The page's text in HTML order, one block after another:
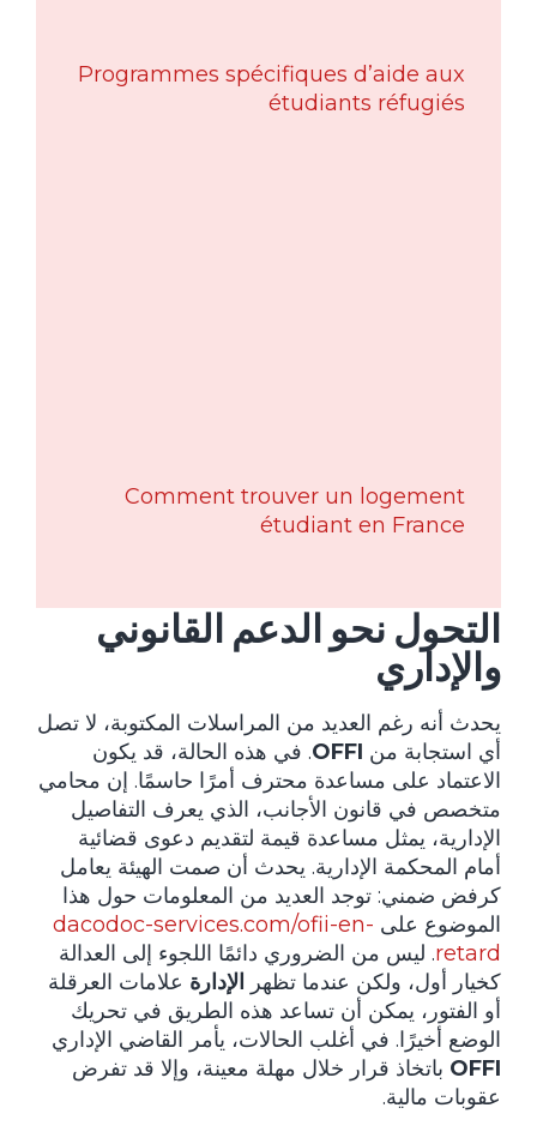
Programmes spécifiques d’aide aux
étudiants réfugiés
Comment trouver un logement
étudiant en France
التحول نحو الدعم القانوني
والإداري
يحدث أنه رغم العديد من المراسلات المكتوبة، لا تصل
أي استجابة من OFFI. في هذه الحالة، قد يكون
الاعتماد على مساعدة محترف أمرًا حاسمًا. إن محامي
متخصص في قانون الأجانب، الذي يعرف التفاصيل
الإدارية، يمثل مساعدة قيمة لتقديم دعوى قضائية
أمام المحكمة الإدارية. يحدث أن صمت الهيئة يعامل
كرفض ضمني: توجد العديد من المعلومات حول هذا
الموضوع على dacodoc-services.com/ofii-en-
retard. ليس من الضروري دائمًا اللجوء إلى العدالة
كخيار أول، ولكن عندما تظهر
الإدارة علامات العرقلة
أو الفتور، يمكن أن تساعد هذه الطريق في تحريك
الوضع أخيرًا. في أغلب الحالات، يأمر القاضي الإداري
OFFI باتخاذ قرار خلال مهلة معينة، وإلا قد تفرض
عقوبات مالية.